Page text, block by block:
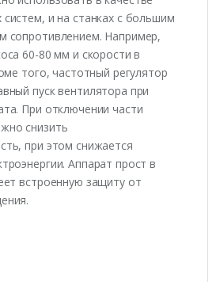
и на станках с большим
сопротивлением. Например,
60-80 мм и скорости в
того, частотный регулятор
пуск вентилятора при
При отключении части
снизить
при этом снижается
Аппарат прост в
встроенную защиту от